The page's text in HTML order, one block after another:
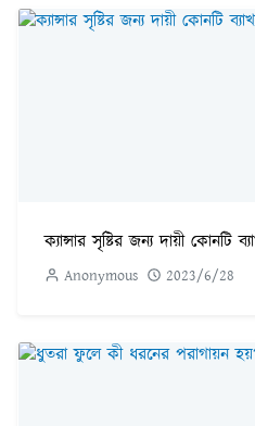
ক্যান্সার সৃষ্টির জন্য দায়ী কোনটি
Anonymous 2023/6/28